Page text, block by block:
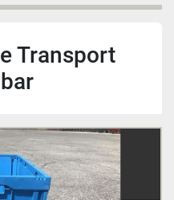
Transport